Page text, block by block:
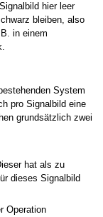
hier leer
bleiben, also
in einem
System
pro Signalbild eine
grundsätzlich zwei
hat als zu
dieses Signalbild
Operation